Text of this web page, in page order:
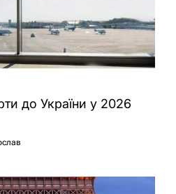
до України у 2026